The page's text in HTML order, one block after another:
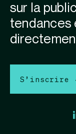
sur la
tendances
S’inscrire